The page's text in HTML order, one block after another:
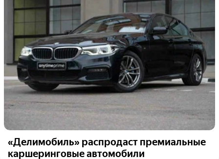
«Делимобиль» распродаст премиальные
каршеринговые автомобили